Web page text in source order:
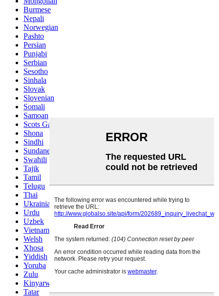
Burmese
Nepali
Norwegian
Pashto
Persian
Punjabi
Serbian
Sesotho
Sinhala
Slovak
Slovenian
Somali
Samoan
Scots Gaelic
Shona
Sindhi
Sundanese
Swahili
Tajik
Tamil
Telugu
Thai
Ukrainian
Urdu
Uzbek
Vietnamese
Welsh
Xhosa
Yiddish
Yoruba
Zulu
Kinyarwanda
Tatar